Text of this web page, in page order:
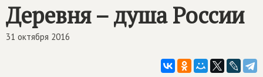
Деревня – душа России
31 октября 2016